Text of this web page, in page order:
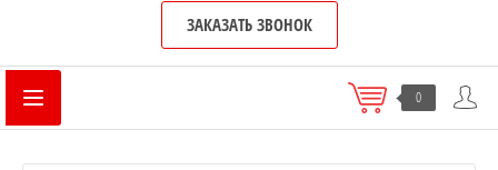
ЗАКАЗАТЬ ЗВОНОК
0